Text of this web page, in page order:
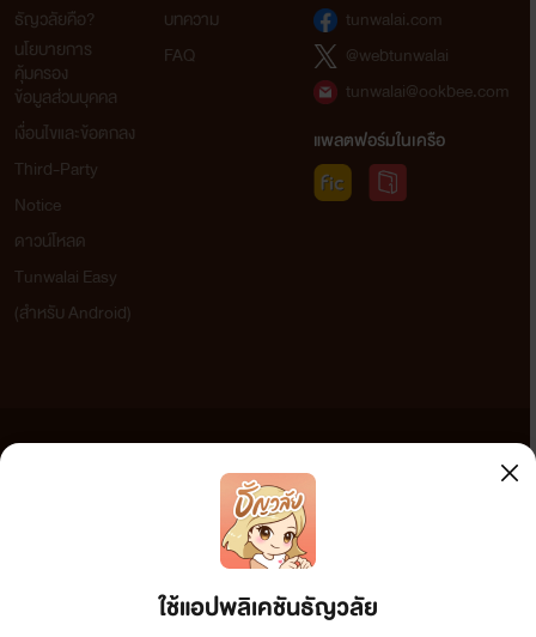
เกาหลี เข้าใจไหม""ผมก็ไม่ชอบผู้ชายไทยหร
ปากหมา ขี้บ่น จู้จี้ จุกจิ๊ก""สุภาษิตไทยเกลียด
อย่างไงจะได้อย่างนั้น""นั้นสำหรับใช้กับคนไท
ป่ะ ไม่ใช่คนเกาหลี""ปากมากจริงๆ ไปพักเลยไ
ฉันจะได้ไปกินข้าวสักที เมเนมินวูรอฉัน
แล้ว""อ๋อๆ ที่แท้ก็นัดเมเนมินวูทานข้าวนี่เอง ชิส์
แล้วบอกว่าชอบผู้หญิง""ไม่ใช่สักหน่อย ไปพักไ
แล้วขืนพูดอีกทีจะได้เจอจูบผู้ชายไทย""กลัวตา
ต่างหาก อย่ามาหลงรักกูทีหลังแล้วกัน เพราะถ้า
วันนั้นมาถึง มึงเตรียมตัวตายทั้งเป็นได้เลย"ภาคิ
นพี่เขยจอมบงการ นักธุรกิจหนุ่มพ่อหม้ายเมีย
ตายเขามีสัมผัสแบบนี้กับน้องเมียมานานแล้วเข
ข่มขืนน้องเมียมาเรื่อยๆเหตุผลที่ภาคินมา
หล่อหน้าตาดีเป็นที่หมายปองของสาวๆและเพร
ใช้แอปพลิเคชันธัญวลัย
ธัญวลัยคือ?
นโยบายการ
คุ้มครอง
ข้อมูลส่วนบุคคล
เงื่อนไขและข้อตกลง
Third-Party
Notice
ดาวน์โหลด
Tunwalai Easy
(สำหรับ Android)
บทความ
FAQ
tunwalai.com
@webtunwalai
tunwalai@ookbee.com
แพลตฟอร์มในเครือ
เว็บไซต์แห่งนี้ไม่ได้เห็นด้วยและไม่ขอรับผิดชอบต่อข้อความใดๆ ทั้งสิ้น ดังนั้นผู้อ่านทุกท่านโปรดใช้
วิจารณญาณในการกลั่นกรองด้วยตนเอง และหากท่านพบข้อความใดๆ ที่ขัดต่อกฎหมายและศีลธรรม
กรุณาแจ้งมาที่ tunwalai@ookbee.com เพื่อทีมงานจะได้ดำเนินการในทันที ทั้งนี้ ทางเว็บไซต์ขอสงวน
ลิขสิทธิ์ตามพระราชบัญญัติลิขสิทธิ์ (ฉบับเพิ่มเติม) พ.ศ.2558